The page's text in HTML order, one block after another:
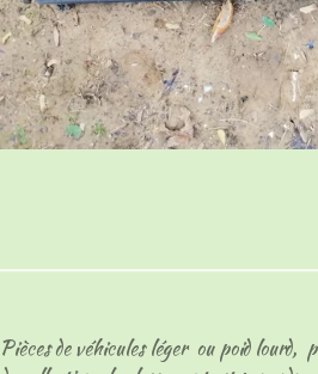
Pièces de véhicules léger ou poid